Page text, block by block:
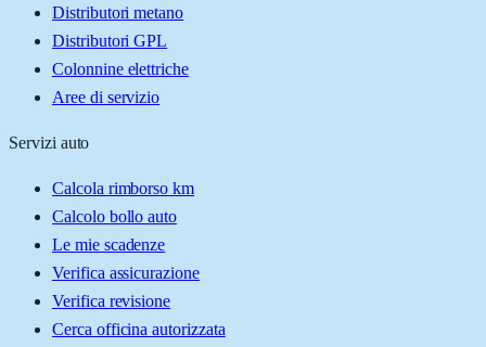
Distributori metano
Distributori GPL
Colonnine elettriche
Aree di servizio
Servizi auto
Calcola rimborso km
Calcolo bollo auto
Le mie scadenze
Verifica assicurazione
Verifica revisione
Cerca officina autorizzata